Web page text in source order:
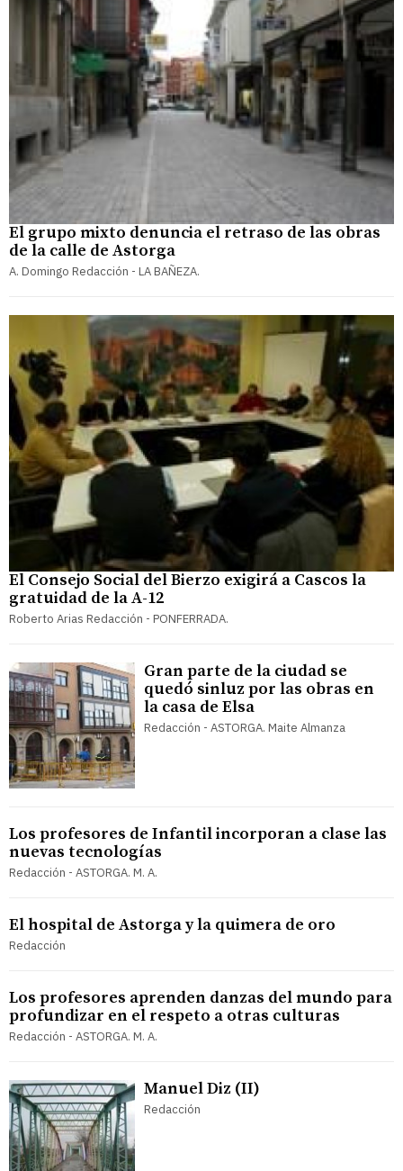
El grupo mixto denuncia el retraso de las obras
de la calle de Astorga
A. Domingo Redacción - LA BAÑEZA.
El Consejo Social del Bierzo exigirá a Cascos la
gratuidad de la A-12
Roberto Arias Redacción - PONFERRADA.
Gran parte de la ciudad se
quedó sinluz por las obras en
la casa de Elsa
Redacción - ASTORGA. Maite Almanza
Los profesores de Infantil incorporan a clase las
nuevas tecnologías
Redacción - ASTORGA. M. A.
El hospital de Astorga y la quimera de oro
Redacción
Los profesores aprenden danzas del mundo para
profundizar en el respeto a otras culturas
Redacción - ASTORGA. M. A.
Manuel Diz (II)
Redacción